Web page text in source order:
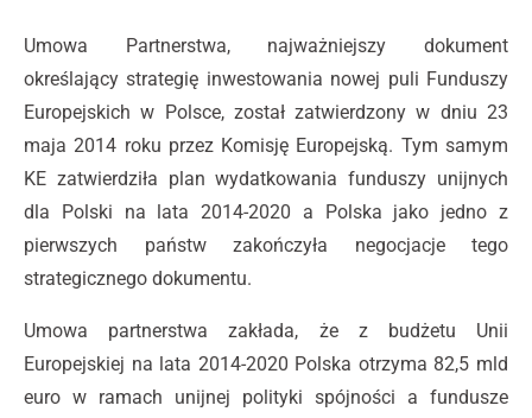
Umowa Partnerstwa, najważniejszy dokument
określający strategię inwestowania nowej puli Funduszy
Europejskich w Polsce, został zatwierdzony w dniu 23
maja 2014 roku przez Komisję Europejską. Tym samym
KE zatwierdziła plan wydatkowania funduszy unijnych
dla Polski na lata 2014-2020 a Polska jako jedno z
pierwszych państw zakończyła negocjacje tego
strategicznego dokumentu.
Umowa partnerstwa zakłada, że z budżetu Unii
Europejskiej na lata 2014-2020 Polska otrzyma 82,5 mld
euro w ramach unijnej polityki spójności a fundusze